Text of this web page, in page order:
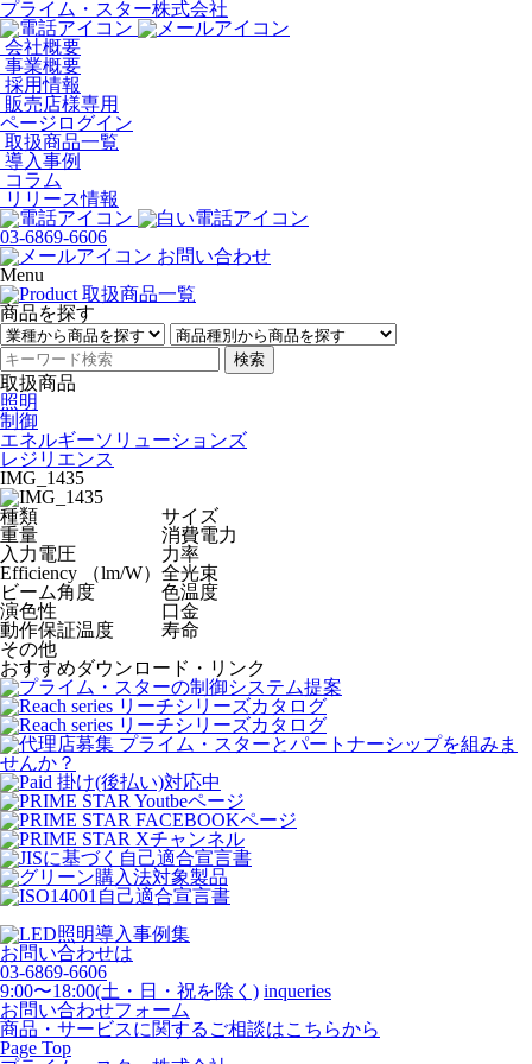
プライム・スター株式会社
会社概要
事業概要
採用情報
販売店様専用
ページログイン
取扱商品一覧
導入事例
コラム
リリース情報
03-6869-6606
お問い合わせ
Menu
商品を探す
検索
取扱商品
照明
制御
エネルギーソリューションズ
レジリエンス
IMG_1435
種類
サイズ
重量
消費電力
入力電圧
力率
Efficiency （lm/W） 全光束
ビーム角度
色温度
演色性
口金
動作保証温度
寿命
その他
おすすめダウンロード・リンク
お問い合わせは
03-6869-6606
9:00〜18:00(土・日・祝を除く) inqueries
お問い合わせフォーム
商品・サービスに関するご相談はこちらから
Page Top